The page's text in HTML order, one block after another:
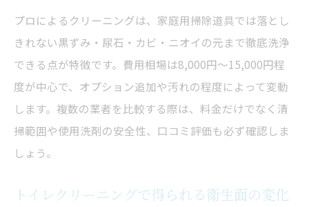
トイレクリーナーを流してはいけない理由
トイレ掃除のタブー行為をチェック
業者とのやり取りで気を付けるポイント
プロによるクリーニングは、家庭用掃除道具では落とし
きれない黒ずみ・尿石・カビ・ニオイの元まで徹底洗浄
できる点が特徴です。費用相場は8,000円〜15,000円程
度が中心で、オプション追加や汚れの程度によって変動
します。複数の業者を比較する際は、料金だけでなく清
掃範囲や使用洗剤の安全性、口コミ評価も必ず確認しま
しょう。
トイレクリーニングで得られる衛生面の変化